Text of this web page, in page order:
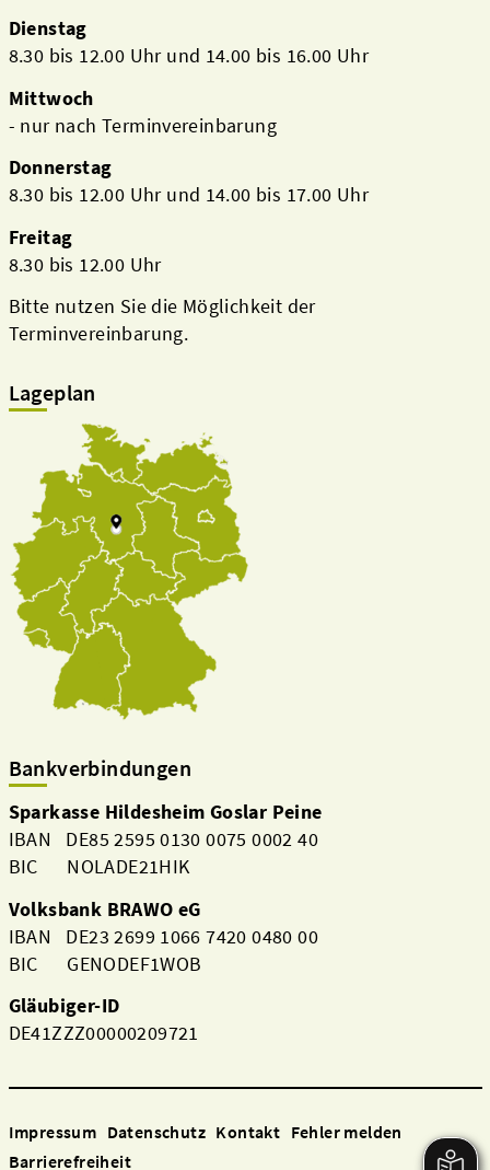
Dienstag
8.30 bis 12.00 Uhr und 14.00 bis 16.00 Uhr
Mittwoch
- nur nach Terminvereinbarung
Donnerstag
8.30 bis 12.00 Uhr und 14.00 bis 17.00 Uhr
Freitag
8.30 bis 12.00 Uhr
Bitte nutzen Sie die Möglichkeit der
Terminvereinbarung.
Lageplan
Bankverbindungen
Sparkasse Hildesheim Goslar Peine
IBAN DE85 2595 0130 0075 0002 40
BIC NOLADE21HIK
Volksbank BRAWO eG
IBAN DE23 2699 1066 7420 0480 00
BIC GENODEF1WOB
Gläubiger-ID
DE41ZZZ00000209721
Impressum Datenschutz Kontakt Fehler melden
Barrierefreiheit